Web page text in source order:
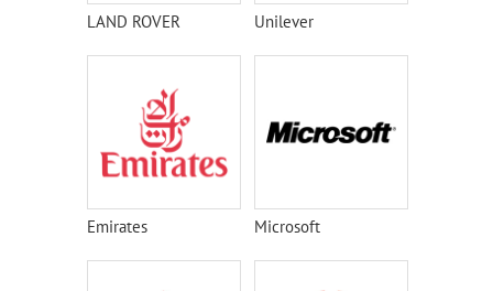
LAND ROVER Unilever
Emirates Microsoft